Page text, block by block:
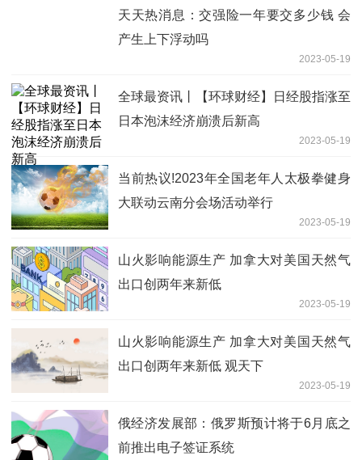
天天热消息：交强险一年要交多少钱 会
产生上下浮动吗
2023-05-19
全球最资讯丨【环球财经】日经股指涨至
日本泡沫经济崩溃后新高
2023-05-19
当前热议!2023年全国老年人太极拳健身
大联动云南分会场活动举行
2023-05-19
山火影响能源生产 加拿大对美国天然气
出口创两年来新低
2023-05-19
山火影响能源生产 加拿大对美国天然气
出口创两年来新低 观天下
2023-05-19
俄经济发展部：俄罗斯预计将于6月底之
前推出电子签证系统